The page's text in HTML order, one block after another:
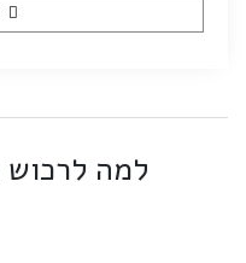
למה לרכוש